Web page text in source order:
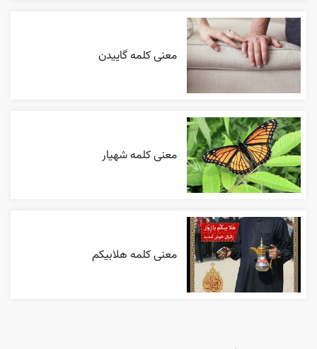
معنی کلمه گاییدن
معنی کلمه شهیار
معنی کلمه هلابیکم